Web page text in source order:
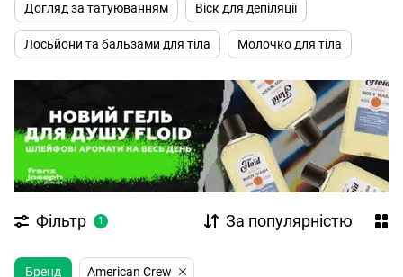
Догляд за татуюванням Віск для депіляції
Лосьйони та бальзами для тіла Молочко для тіла
Фільтр 1 За популярністю
Бренд American Crew